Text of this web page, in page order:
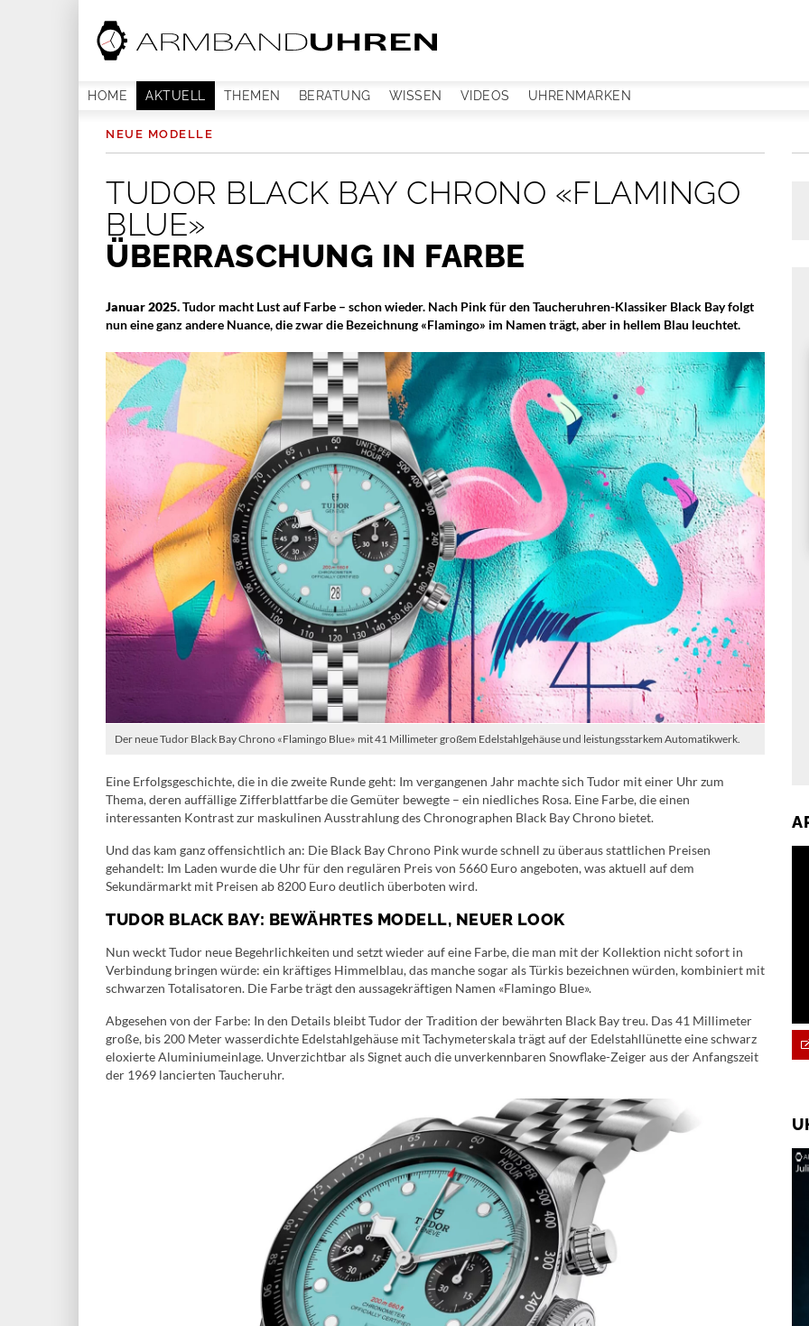
HOME AKTUELL THEMEN BERATUNG WISSEN VIDEOS UHRENMARKEN
NEUE MODELLE
TUDOR BLACK BAY CHRONO «FLAMINGO
BLUE»
ÜBERRASCHUNG IN FARBE
Januar 2025.Tudor macht Lust auf Farbe – schon wieder. Nach Pink für den Taucheruhren-Klassiker Black Bay folgt
nun eine ganz andere Nuance, die zwar die Bezeichnung «Flamingo» im Namen trägt, aber in hellem Blau leuchtet.
Der neue Tudor Black Bay Chrono «Flamingo Blue» mit 41 Millimeter großem Edelstahlgehäuse und leistungsstarkem Automatikwerk.
Eine Erfolgsgeschichte, die in die zweite Runde geht: Im vergangenen Jahr machte sich Tudor mit einer Uhr zum
Thema, deren auffällige Zifferblattfarbe die Gemüter bewegte – ein niedliches Rosa. Eine Farbe, die einen
interessanten Kontrast zur maskulinen Ausstrahlung des Chronographen Black Bay Chrono bietet.
Und das kam ganz offensichtlich an: Die Black Bay Chrono Pink wurde schnell zu überaus stattlichen Preisen
gehandelt: Im Laden wurde die Uhr für den regulären Preis von 5660 Euro angeboten, was aktuell auf dem
Sekundärmarkt mit Preisen ab 8200 Euro deutlich überboten wird.
TUDOR BLACK BAY: BEWÄHRTES MODELL, NEUER LOOK
Nun weckt Tudor neue Begehrlichkeiten und setzt wieder auf eine Farbe, die man mit der Kollektion nicht sofort in
Verbindung bringen würde: ein kräftiges Himmelblau, das manche sogar als Türkis bezeichnen würden, kombiniert mit
schwarzen Totalisatoren. Die Farbe trägt den aussagekräftigen Namen «Flamingo Blue».
Abgesehen von der Farbe: In den Details bleibt Tudor der Tradition der bewährten Black Bay treu. Das 41 Millimeter
große, bis 200 Meter wasserdichte Edelstahlgehäuse mit Tachymeterskala trägt auf der Edelstahllünette eine schwarz
eloxierte Aluminiumeinlage. Unverzichtbar als Signet auch die unverkennbaren Snowflake-Zeiger aus der Anfangszeit
der 1969 lancierten Taucheruhr.